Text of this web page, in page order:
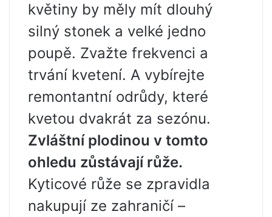
květiny by měly mít dlouhý
silný stonek a velké jedno
poupě. Zvažte frekvenci a
trvání kvetení. A vybírejte
remontantní odrůdy, které
kvetou dvakrát za sezónu.
Zvláštní plodinou v tomto
ohledu zůstávají růže.
Kyticové růže se zpravidla
nakupují ze zahraničí –